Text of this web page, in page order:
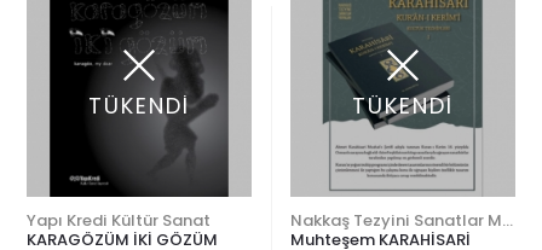
TÜKENDİ
Yapı Kredi Kültür Sanat
KARAGÖZÜM İKİ GÖZÜM
TÜKENDİ
Muhteşem KARAHİSARİ